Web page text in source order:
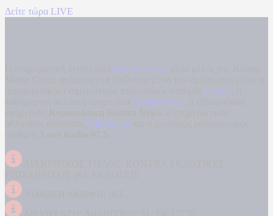
Δείτε τώρα LIVE
kontranews.gr
Kontra
Kontra News
Filathlos.gr